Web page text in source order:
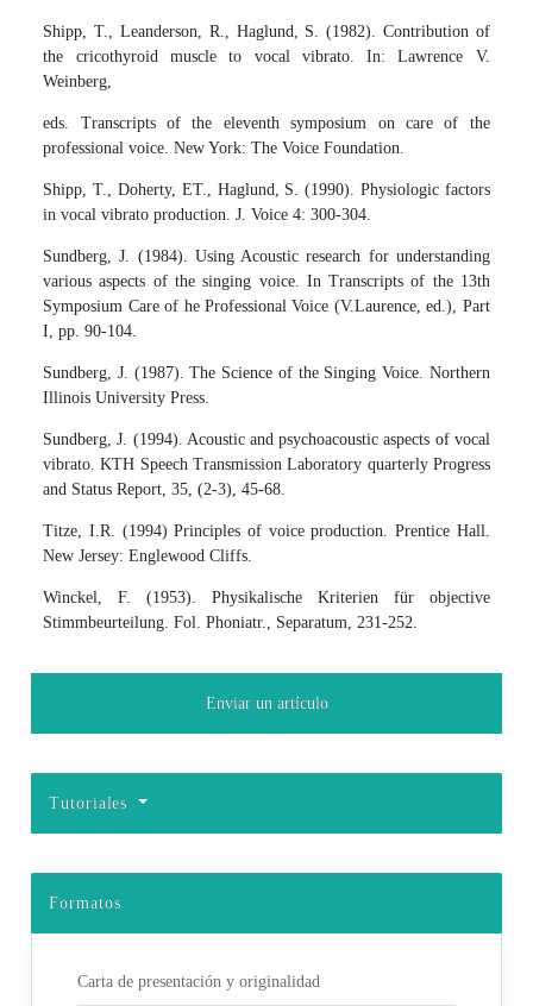
Shipp, T., Leanderson, R., Haglund, S. (1982). Contribution of
the cricothyroid muscle to vocal vibrato. In: Lawrence V.
Weinberg,
eds. Transcripts of the eleventh symposium on care of the
professional voice. New York: The Voice Foundation.
Shipp, T., Doherty, ET., Haglund, S. (1990). Physiologic factors
in vocal vibrato production. J. Voice 4: 300-304.
Sundberg, J. (1984). Using Acoustic research for understanding
various aspects of the singing voice. In Transcripts of the 13th
Symposium Care of he Professional Voice (V.Laurence, ed.), Part
I, pp. 90-104.
Sundberg, J. (1987). The Science of the Singing Voice. Northern
Illinois University Press.
Sundberg, J. (1994). Acoustic and psychoacoustic aspects of vocal
vibrato. KTH Speech Transmission Laboratory quarterly Progress
and Status Report, 35, (2-3), 45-68.
Titze, I.R. (1994) Principles of voice production. Prentice Hall.
New Jersey: Englewood Cliffs.
Winckel, F. (1953). Physikalische Kriterien für objective
Stimmbeurteilung. Fol. Phoniatr., Separatum, 231-252.
Enviar un artículo
Tutoriales
Formatos
Carta de presentación y originalidad